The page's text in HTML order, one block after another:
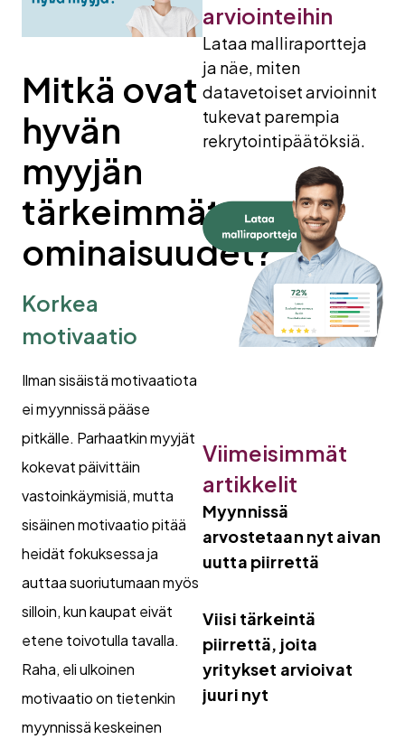
Mitkä ovat
hyvän
myyjän
tärkeimmät
ominaisuudet?
Korkea
motivaatio
Ilman sisäistä motivaatiota
ei myynnissä pääse
pitkälle. Parhaatkin myyjät
kokevat päivittäin
vastoinkäymisiä, mutta
sisäinen motivaatio pitää
heidät fokuksessa ja
auttaa suoriutumaan myös
silloin, kun kaupat eivät
etene toivotulla tavalla.
Raha, eli ulkoinen
motivaatio on tietenkin
myynnissä keskeinen
arviointeihin
Lataa malliraportteja
ja näe, miten
datavetoiset arvioinnit
tukevat parempia
rekrytointipäätöksiä.
Viimeisimmät
artikkelit
Myynnissä
arvostetaan nyt aivan
uutta piirrettä
Viisi tärkeintä
piirrettä, joita
yritykset arvioivat
juuri nyt